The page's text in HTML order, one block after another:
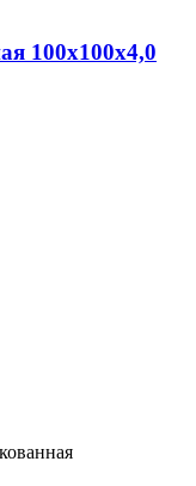
100x100x4,0